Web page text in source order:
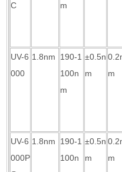
C
m
UV-6
000
1.8nm
190-1
100n
m
±0.5n
m
m
UV-6
000P
1.8nm
190-1
100n
±0.5n
m
m